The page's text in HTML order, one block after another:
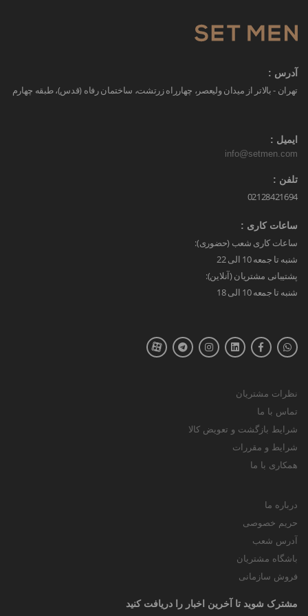
آدرس :
تهران - بالاتر از میدان ولیعصر، چهارراه زرتشت، ساختمان رفاه (قدس)، طبقه چهارم
ایمیل :
info@setmen.com
تلفن :
02128421694
ساعات کاری :
ساعات کاری شعب (حضوری):
شنبه تا جمعه 10 الی 22
پشتیبانی مشتریان (آنلاین):
شنبه تا جمعه 10 الی 18
نظرات مشتریان
تماس با ما
شرایط بازگشت و تعویض کالا
شرایط و مقررات
همکاری با ما
درباره ما
حریم خصوصی
آدرس شعب
باشگاه مشتریان
فروش سازمانی
مشترک شوید تا آخرین اخبار را دریافت کنید